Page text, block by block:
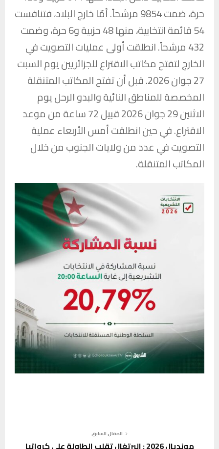
حرة، ضمت 9854 مرشحاً. أمّا خارج البلاد، فتنافست
54 قائمة انتخابية، منها 48 حزبية و6 حرة، وضمت
432 مرشحاً. انطلقت أولى عمليات التصويت في
الخارج لتفتح مكاتب الاقتراع للجزائريين يوم السبت
27 جوان 2026. قبل أن تفتح المكاتب المتنقلة
المخصصة للمناطق النائية والبدو الرحل يوم
الاثنين 29 جوان 2026 قبيل 72 ساعة من موعد
الاقتراع. في حين انطلقت أمس الأربعاء عملية
التصويت في عدد من ولايات الجنوب من خلال
المكاتب المتنقلة.
المقال السابق
مونديال 2026 : البرتغال تقلب الطاولة على كرواتيا